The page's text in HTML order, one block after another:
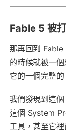
Fable 5 被
那再回到 Fable
的時候就被一
它的一個完整
我們發現到這
這個 System
工具，甚至它